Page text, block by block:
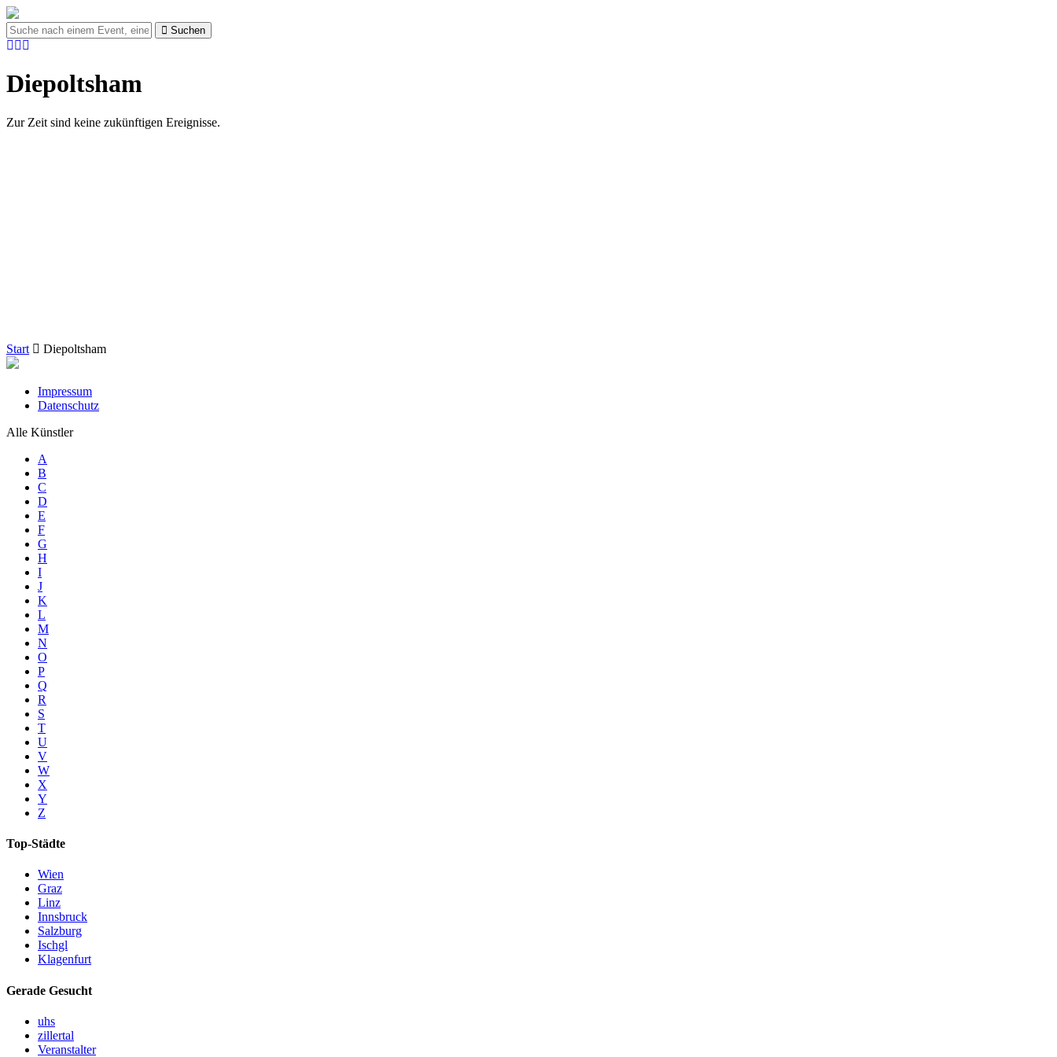
Suchen
Diepoltsham
Zur Zeit sind keine zukünftigen Ereignisse.
Start Diepoltsham
Impressum
Datenschutz
Alle Künstler
A
B
C
D
E
F
G
H
I
J
K
L
M
N
O
P
Q
R
S
T
U
V
W
X
Y
Z
Top-Städte
Wien
Graz
Linz
Innsbruck
Salzburg
Ischgl
Klagenfurt
Gerade Gesucht
uhs
zillertal
Veranstalter